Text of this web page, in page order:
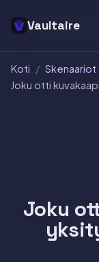
Vaultaire
Koti / Skenaariot
Joku otti
Joku